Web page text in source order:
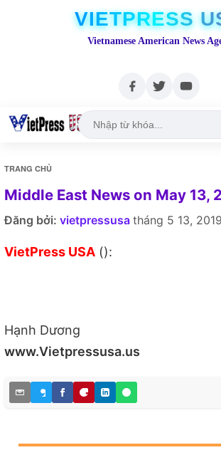
VIETPRESS
Vietnamese American News
TRANG CHỦ
Middle East News on May 13,
Đăng bởi: vietpressusa tháng 5 13, 2019
VietPress USA ():
Hạnh Dương
www.Vietpressusa.us